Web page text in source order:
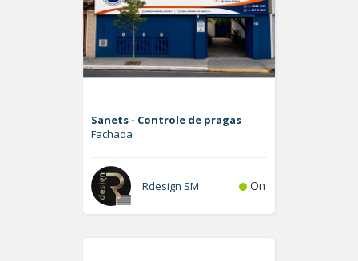
Sanets - Controle de pragas
Fachada
Rdesign SM On